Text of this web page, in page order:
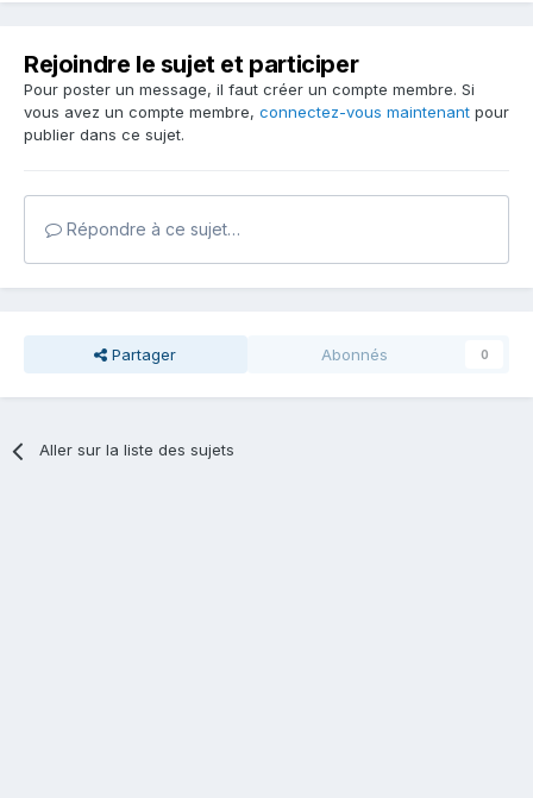
Rejoindre le sujet et participer
Pour poster un message, il faut créer un compte membre. Si
vous avez un compte membre, connectez-vous maintenant pour
publier dans ce sujet.
Répondre à ce sujet…
Partager Abonnés 0
Aller sur la liste des sujets